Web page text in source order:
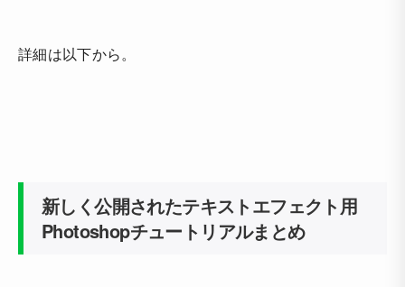
詳細は以下から。
新しく公開されたテキストエフェクト用
Photoshopチュートリアルまとめ